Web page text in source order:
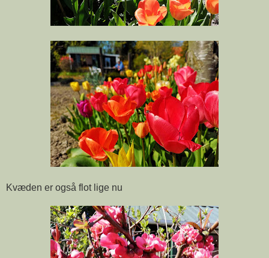
Kvæden er også flot lige nu